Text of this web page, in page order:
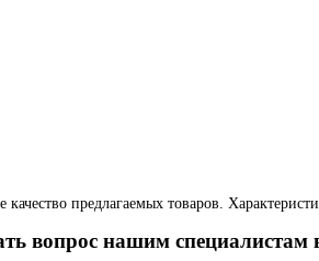
предлагаемых товаров.
вопрос нашим